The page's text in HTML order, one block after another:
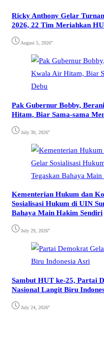
Ricky Anthony Gelar
2026, 22 Tim Meriahkan
August 5, 2026•
Pak Gubernur Bobby,
Hitam, Biar Sama-sama
July 30, 2026•
Kementerian Hukum dan
Sosialisasi Hukum di UIN
Bahaya Main Hakim Sendiri
July 29, 2026•
Sambut HUT ke-25, Partai
Nasional Langit Biru
July 24, 2026•